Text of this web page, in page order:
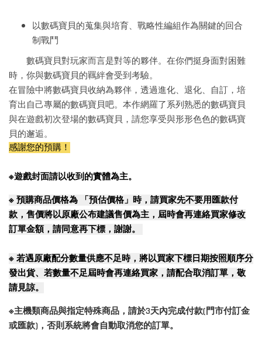
以數碼寶貝的蒐集與培育、戰略性編組作為關鍵的回合
制戰鬥
數碼寶貝對玩家而言是對等的夥伴。在你們挺身面對困難
時，你與數碼寶貝的羈絆會受到考驗。
在冒險中將數碼寶貝收納為夥伴，透過進化、退化、自訂，培
育出自己專屬的數碼寶貝吧。本作網羅了系列熟悉的數碼寶貝
與在遊戲初次登場的數碼寶貝，請您享受與形形色色的數碼寶
貝的邂逅。
感謝您的預購！
※遊戲封面請以收到的實體為主。
※ 預購商品價格為 「預估價格」時，請買家先不要用匯款付
款，售價將以原廠公布建議售價為主，屆時會再連絡買家修改
訂單金額，請同意再下標，謝謝。
※ 若遇原廠配分數量供應不足時，將以買家下標日期按照順序分
發出貨、若數量不足屆時會再連絡買家，請配合取消訂單，敬
請見諒。
※主機類商品與指定特殊商品，請於3天內完成付款(門市付訂金
或匯款)，否則系統將會自動取消您的訂單。